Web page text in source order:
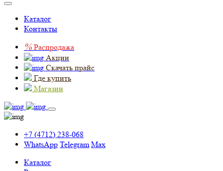
Каталог
Контакты
% Распродажа
Акции
Скачать прайс
Где купить
Магазин
+7 (4712) 238-068
WhatsApp Telegram Max
Каталог